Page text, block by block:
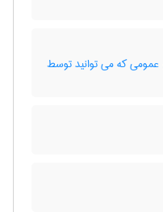
عمومی که می توانید توسط